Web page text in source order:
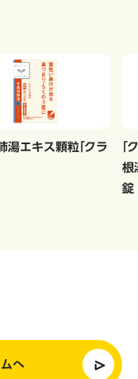
湯エキス顆粒「クラ
「
根
錠
へ